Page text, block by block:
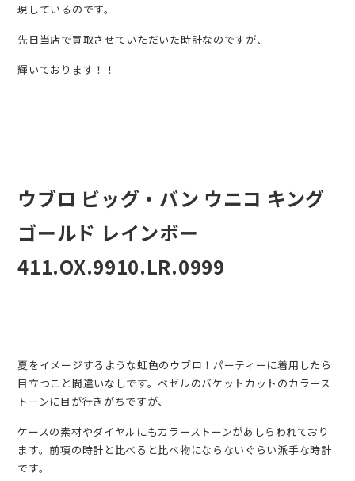
現しているのです。
先日当店で買取させていただいた時計なのですが、
輝いております！！
ウブロ ビッグ・バン ウニコ キング
ゴールド レインボー
411.OX.9910.LR.0999
夏をイメージするような虹色のウブロ！パーティーに着用したら
目立つこと間違いなしです。ベゼルのバケットカットのカラース
トーンに目が行きがちですが、
ケースの素材やダイヤルにもカラーストーンがあしらわれており
ます。前項の時計と比べると比べ物にならないぐらい派手な時計
です。